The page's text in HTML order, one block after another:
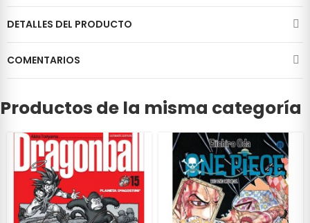
DETALLES DEL PRODUCTO
COMENTARIOS
Productos de la misma categoría